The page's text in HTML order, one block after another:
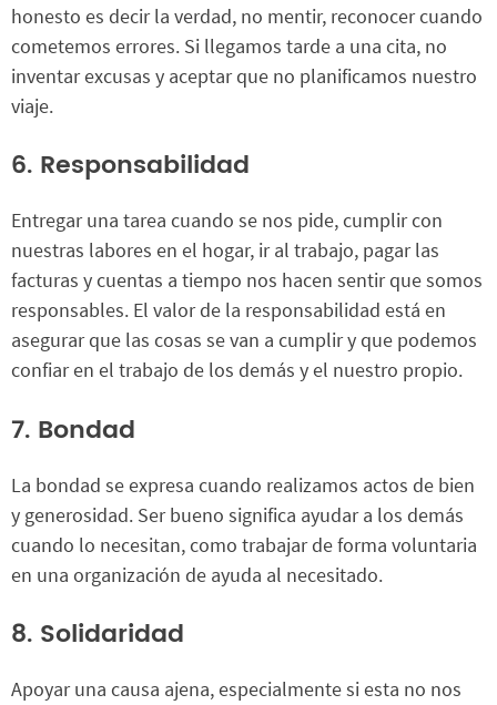
honesto es decir la verdad, no mentir, reconocer cuando
cometemos errores. Si llegamos tarde a una cita, no
inventar excusas y aceptar que no planificamos nuestro
viaje.
6. Responsabilidad
Entregar una tarea cuando se nos pide, cumplir con
nuestras labores en el hogar, ir al trabajo, pagar las
facturas y cuentas a tiempo nos hacen sentir que somos
responsables. El valor de la responsabilidad está en
asegurar que las cosas se van a cumplir y que podemos
confiar en el trabajo de los demás y el nuestro propio.
7. Bondad
La bondad se expresa cuando realizamos actos de bien
y generosidad. Ser bueno significa ayudar a los demás
cuando lo necesitan, como trabajar de forma voluntaria
en una organización de ayuda al necesitado.
8. Solidaridad
Apoyar una causa ajena, especialmente si esta no nos